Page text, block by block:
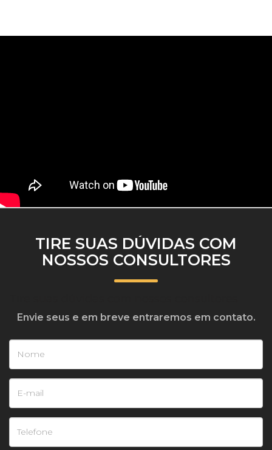
TIRE SUAS DÚVIDAS COM
NOSSOS CONSULTORES
Envie seus e em breve entraremos em contato.